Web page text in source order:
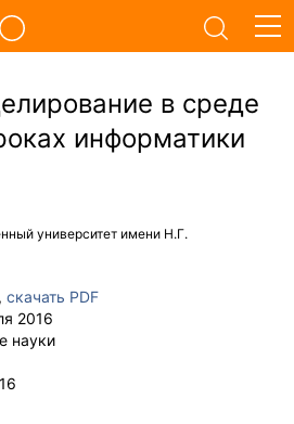
в среде
информатики
университет имени Н.Г.
, скачать PDF
2016
науки
16